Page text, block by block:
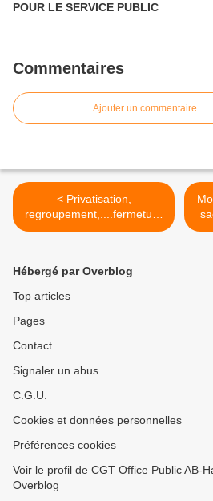
POUR LE SERVICE PUBLIC
Commentaires
Ajouter un commentaire
< Privatisation,
regroupement,....fermeture
s de 4 Trésoreries
Hébergé par Overblog
Top articles
Pages
Contact
Signaler un abus
C.G.U.
Cookies et données personnelles
Préférences cookies
Voir le profil de CGT Office Public AB-
Overblog